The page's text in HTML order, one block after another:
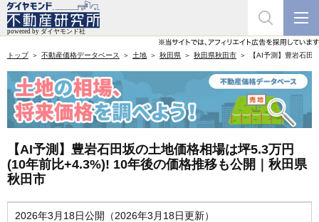
トップ 不動産価格データベース 土地 秋田県 秋田県秋田市 【AI予測】豊岩石
【AI予測】豊岩石田坂の土地価格相場は坪5.3万円
(10年前比+4.3%)! 10年後の価格推移も公開｜秋田県
秋田市
2026年3月18日公開（2026年3月18日更新）